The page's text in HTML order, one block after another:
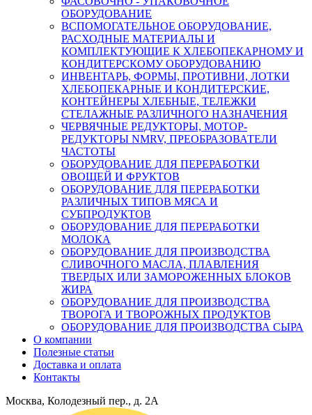
ОБОРУДОВАНИЕ
ВСПОМОГАТЕЛЬНОЕ ОБОРУДОВАНИЕ,
РАСХОДНЫЕ МАТЕРИАЛЫ И
КОМПЛЕКТУЮЩИЕ К ХЛЕБОПЕКАРНОМУ И
КОНДИТЕРСКОМУ ОБОРУДОВАНИЮ
ИНВЕНТАРЬ, ФОРМЫ, ПРОТИВНИ, ЛОТКИ
ХЛЕБОПЕКАРНЫЕ И КОНДИТЕРСКИЕ,
КОНТЕЙНЕРЫ ХЛЕБНЫЕ, ТЕЛЕЖКИ
СТЕЛАЖНЫЕ РАЗЛИЧНОГО НАЗНАЧЕНИЯ
ЧЕРВЯЧНЫЕ РЕДУКТОРЫ, МОТОР-
РЕДУКТОРЫ NMRV, ПРЕОБРАЗОВАТЕЛИ
ЧАСТОТЫ
ОБОРУДОВАНИЕ ДЛЯ ПЕРЕРАБОТКИ
ОВОЩЕЙ И ФРУКТОВ
ОБОРУДОВАНИЕ ДЛЯ ПЕРЕРАБОТКИ
РАЗЛИЧНЫХ ТИПОВ МЯСА И
СУБПРОДУКТОВ
ОБОРУДОВАНИЕ ДЛЯ ПЕРЕРАБОТКИ
МОЛОКА
ОБОРУДОВАНИЕ ДЛЯ ПРОИЗВОДСТВА
СЛИВОЧНОГО МАСЛА, ПЛАВЛЕНИЯ
ТВЕРДЫХ ИЛИ ЗАМОРОЖЕННЫХ БЛОКОВ
ЖИРА
ОБОРУДОВАНИЕ ДЛЯ ПРОИЗВОДСТВА
ТВОРОГА И ТВОРОЖНЫХ ПРОДУКТОВ
ОБОРУДОВАНИЕ ДЛЯ ПРОИЗВОДСТВА СЫРА
О компании
Полезные статьи
Доставка и оплата
Контакты
Москва, Колодезный пер., д. 2А